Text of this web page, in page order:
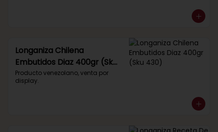
Longaniza Chilena
Embutidos Diaz 400gr (Sku
430)
Producto venezolano, venta por
display.